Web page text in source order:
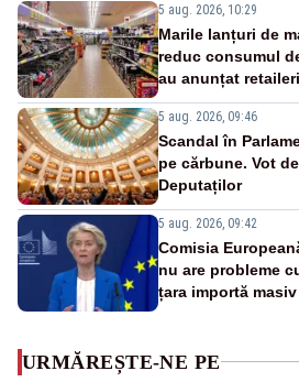
5 aug. 2026, 10:29
Marile lanțuri de
reduc consumul
au anunțat
5 aug. 2026, 09:46
Scandal în
pe cărbune. Vot
Deputaților
5 aug. 2026, 09:42
Comisia
nu are probleme
țara importă
URMĂREȘTE-NE PE